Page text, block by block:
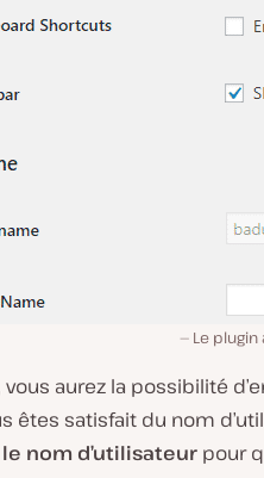
Le
aurez la possibilité
êtes satisfait du nom
nom d’utilisateur pour